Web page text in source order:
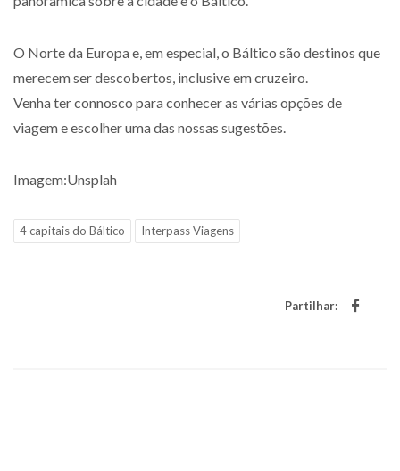
O Norte da Europa e, em especial, o Báltico são destinos que
merecem ser descobertos, inclusive em cruzeiro.
Venha ter connosco para conhecer as várias opções de
viagem e escolher uma das nossas sugestões.
Imagem:Unsplah
4 capitais do Báltico Interpass Viagens
Partilhar: